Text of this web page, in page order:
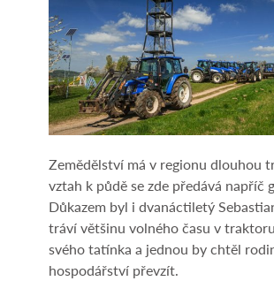
Zemědělství má v regionu dlouhou
vztah k půdě se zde předává napříč
Důkazem byl i dvanáctiletý
tráví většinu volného času v
svého tatínka a jednou by chtěl
hospodářství převzít.